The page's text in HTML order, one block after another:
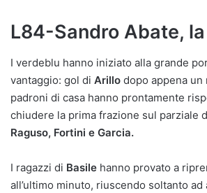
L84-Sandro Abate,
I verdeblu hanno iniziato alla grande
vantaggio: gol di Arillo dopo appena un
padroni di casa hanno prontamente
chiudere la prima frazione sul parziale
Raguso, Fortini e Garcia.
I ragazzi di Basile hanno provato a
all’ultimo minuto, riuscendo soltanto ad